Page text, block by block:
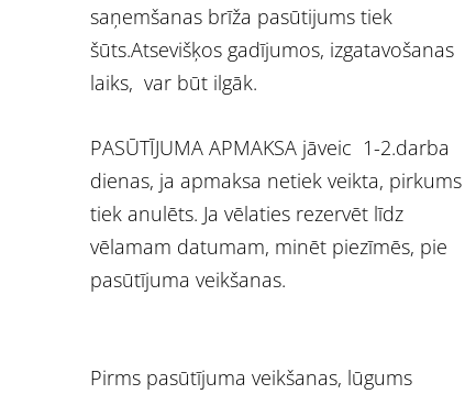
saņemšanas brīža pasūtijums tiek
šūts.Atsevišķos gadījumos, izgatavošanas
laiks, var būt ilgāk.
PASŪTĪJUMA APMAKSA jāveic 1-2.darba
dienas, ja apmaksa netiek veikta, pirkums
tiek anulēts. Ja vēlaties rezervēt līdz
vēlamam datumam, minēt piezīmēs, pie
pasūtījuma veikšanas.
Pirms pasūtījuma veikšanas, lūgums